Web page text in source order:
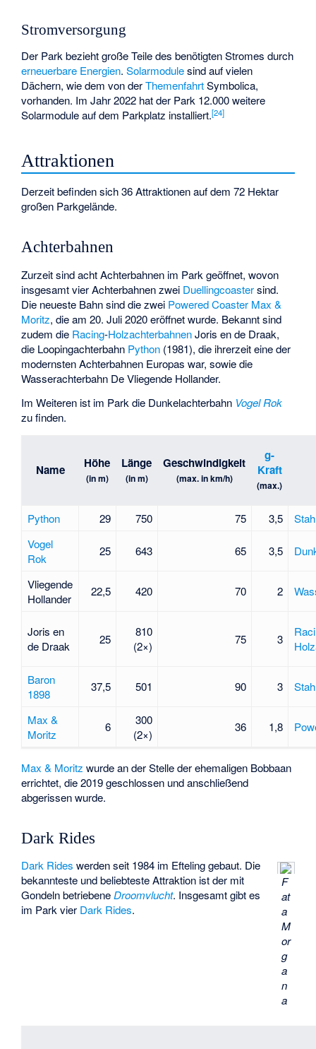
Stromversorgung
Der Park bezieht große Teile des benötigten Stromes durch
erneuerbare Energien.Solarmodulesind auf vielen
Dächern, wie dem von derThemenfahrtSymbolica,
vorhanden. Im Jahr 2022 hat der Park 12.000 weitere
Solarmodule auf dem Parkplatz installiert.[24]
Attraktionen
Derzeit befinden sich 36 Attraktionen auf dem 72 Hektar
großen Parkgelände.
Achterbahnen
Zurzeit sind acht Achterbahnen im Park geöffnet, wovon
insgesamt vier Achterbahnen zwei Duellingcoastersind.
Die neueste Bahn sind die zwei Powered Coaster Max &
Moritz, die am 20. Juli 2020 eröffnet wurde. Bekannt sind
zudem die Racing-Holzachterbahnen Joris en de Draak,
die Loopingachterbahn Python (1981), die ihrerzeit eine der
modernsten Achterbahnen Europas war, sowie die
Wasserachterbahn De Vliegende Hollander.
Im Weiteren ist im Park die Dunkelachterbahn Vogel Rok
zu finden.
Name Höhe
(in m)
Länge
(in m)
Geschwindigkeit
(max. in km/h)
g-
Kraft
(max.)
Python 29 750 75 3,5
Vogel
Rok
25 643 65 3,5
Vliegende
Hollander
22,5 420 70 2
Joris en
de Draak
25
810
(2×)
75 3
Baron
1898
37,5 501 90 3
Max &
Moritz
6
300
(2×)
36 1,8
Max & Moritz wurde an der Stelle der ehemaligen Bobbaan
errichtet, die 2019 geschlossen und anschließend
abgerissen wurde.
Dark Rides
F
at
a
M
or
g
a
n
a
Dark Rides werden seit 1984 im Efteling gebaut. Die
bekannteste und beliebteste Attraktion ist der mit
Gondeln betriebeneDroomvlucht. Insgesamt gibt es
im Park vier Dark Rides.